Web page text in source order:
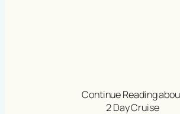
Continue Reading
2 Day Cruise